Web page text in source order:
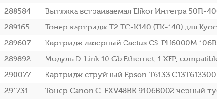
288584
Вытяжка встраиваемая Elikor Интегра 50П-
289165
Тонер картридж T2 TC-K140 (TK-140) для
289607
Картридж лазерный Cactus CS-PH6000M
289892
Модуль D-Link 10 Gb Ethernet, 1 XFP,
290077
Картридж струйный Epson T6133
291731
Тонер Canon C-EXV48BK 9106B002 черный